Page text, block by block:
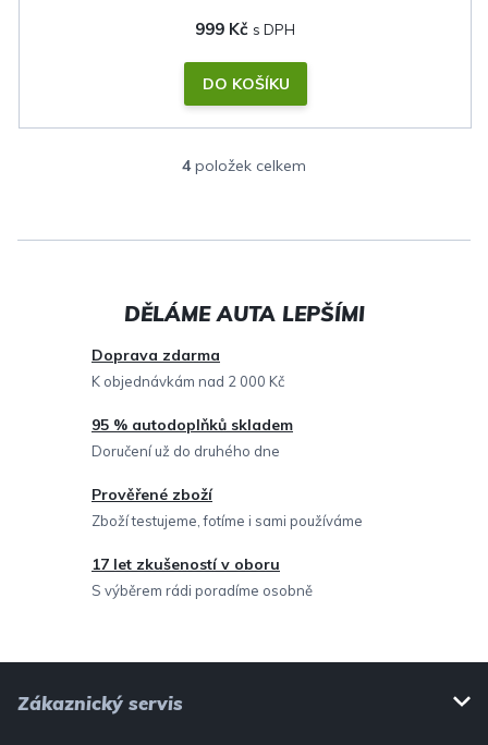
999 Kč
DO KOŠÍKU
O
l
a
í
p
r
y
v
ý
4položek celkem
Doprava zdarma
K objednávkám nad 2 000 Kč
95 % autodoplňků skladem
Doručení už do druhého dne
Prověřené zboží
Zboží testujeme, fotíme i sami používáme
17 let zkušeností v oboru
S výběrem rádi poradíme osobně
Zákaznický servis